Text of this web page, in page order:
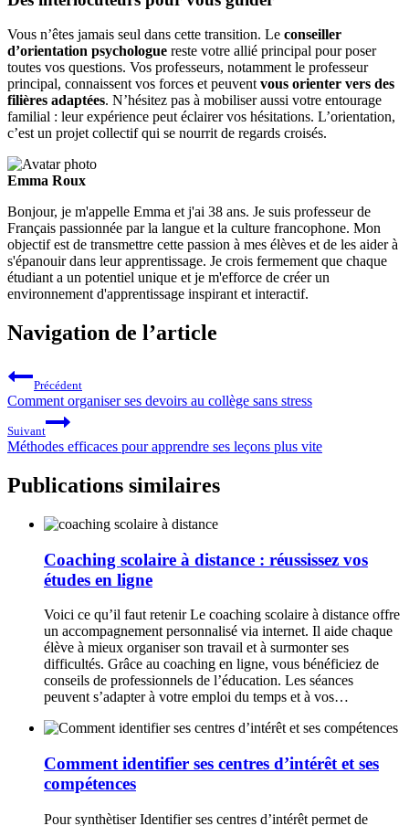
Vous n’êtes jamais seul dans cette transition. Le conseiller
d’orientation psychologue reste votre allié principal pour poser
toutes vos questions. Vos professeurs, notamment le professeur
principal, connaissent vos forces et peuventvous orienter vers des
filières adaptées. N’hésitez pas à mobiliser aussi votre entourage
familial : leur expérience peut éclairer vos hésitations. L’orientation,
c’est un projet collectif qui se nourrit de regards croisés.
Emma Roux
Bonjour, je m'appelle Emma et j'ai 38 ans. Je suis professeur de
Français passionnée par la langue et la culture francophone. Mon
objectif est de transmettre cette passion à mes élèves et de les aider à
s'épanouir dans leur apprentissage. Je crois fermement que chaque
étudiant a un potentiel unique et je m'efforce de créer un
environnement d'apprentissage inspirant et interactif.
Navigation de l’article
Précédent
Comment organiser ses devoirs au collège sans stress
Suivant
Méthodes efficaces pour apprendre ses leçons plus vite
Publications similaires
Coaching scolaire à distance : réussissez vos
études en ligne
Voici ce qu’il faut retenir Le coaching scolaire à distance offre
un accompagnement personnalisé via internet. Il aide chaque
élève à mieux organiser son travail et à surmonter ses
difficultés. Grâce au coaching en ligne, vous bénéficiez de
conseils de professionnels de l’éducation. Les séances
peuvent s’adapter à votre emploi du temps et à vos…
Comment identifier ses centres d’intérêt et ses
compétences
Pour synthètiser Identifier ses centres d’intérêt permet de